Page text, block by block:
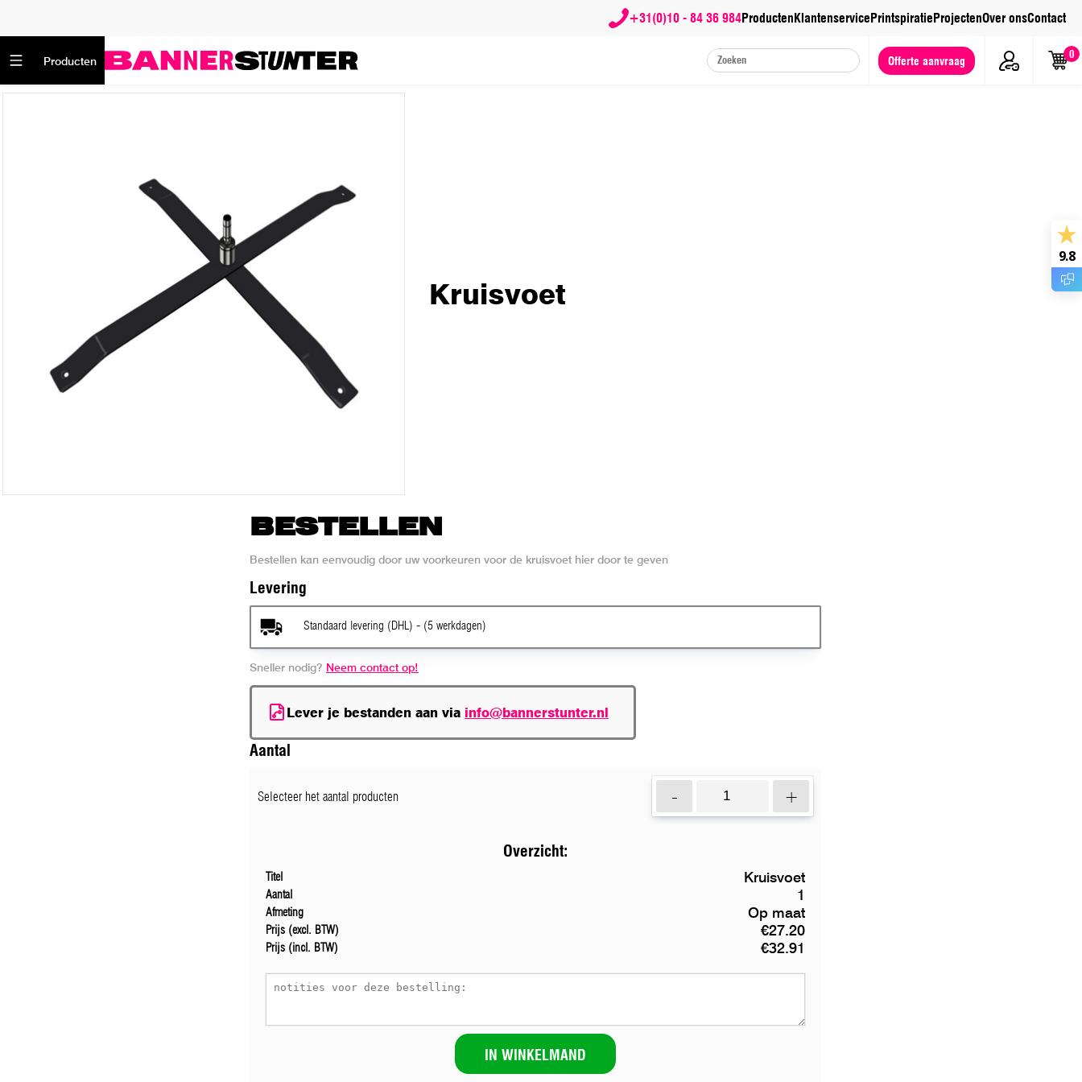
+31(0)10 - 84 36 984ProductenKlantenservicePrintspiratieProjectenOver onsContact
Producten Offerte aanvraag 0
Kruisvoet
BESTELLEN
Bestellen kan eenvoudig door uw voorkeuren voor de kruisvoet hier door te geven
Levering
Standaard levering (DHL) - (5 werkdagen)
Sneller nodig? Neem contact op!
Lever je bestanden aan via info@bannerstunter.nl
Aantal
Selecteer het aantal producten - +
Overzicht:
Titel Kruisvoet
Aantal 1
Afmeting Op maat
Prijs (excl. BTW) €27.20
Prijs (incl. BTW) €32.91
IN WINKELMAND
9.8